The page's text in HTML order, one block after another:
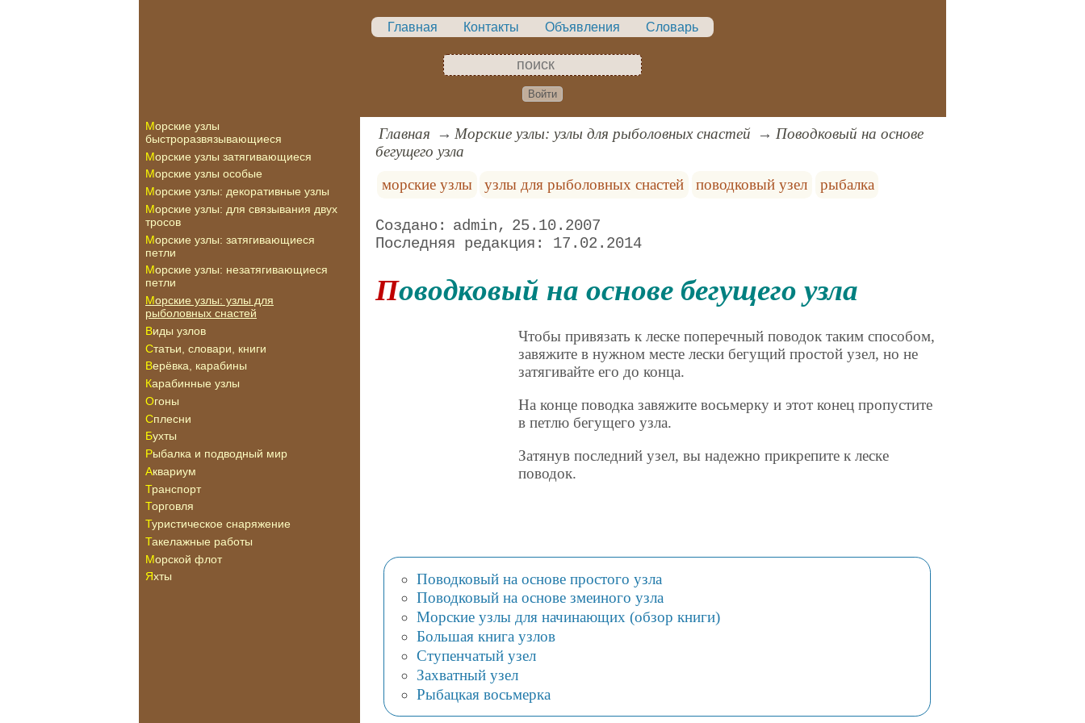
Главная Контакты Объявления Словарь
Войти
Морские узлы
быстроразвязывающиеся
Морские узлы затягивающиеся
Морские узлы особые
Морские узлы: декоративные узлы
Морские узлы: для связывания двух
тросов
Морские узлы: затягивающиеся
петли
Морские узлы: незатягивающиеся
петли
Морские узлы: узлы для
рыболовных снастей
Виды узлов
Статьи, словари, книги
Верёвка, карабины
Карабинные узлы
Огоны
Сплесни
Бухты
Рыбалка и подводный мир
Аквариум
Транспорт
Торговля
Туристическое снаряжение
Такелажные работы
Морской флот
Яхты
Главная Морские узлы: узлы для рыболовных снастей
Поводковый на основе
бегущего узла
морские узлы
узлы для рыболовных снастей поводковый узел рыбалка
admin
25.10.2007
17.02.2014
Поводковый на основе бегущего узла
Чтобы привязать к леске поперечный поводок таким способом,
завяжите в нужном месте лески бегущий простой узел, но не
затягивайте его до конца.
На конце поводка завяжите восьмерку и этот конец пропустите
в петлю бегущего узла.
Затянув последний узел, вы надежно прикрепите к леске
поводок.
Поводковый на основе простого узла
Поводковый на основе змеиного узла
Морские узлы для начинающих (обзор книги)
Большая книга узлов
Ступенчатый узел
Захватный узел
Рыбацкая восьмерка